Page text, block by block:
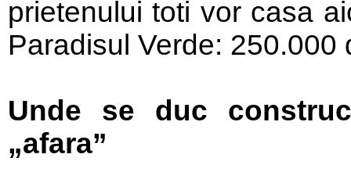
prietenului toti vor casa
Paradisul Verde: 250.000
Unde se duc
„afara”